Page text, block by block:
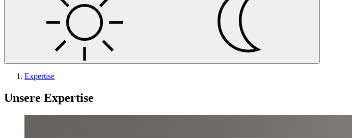
Expertise
Unsere Expertise